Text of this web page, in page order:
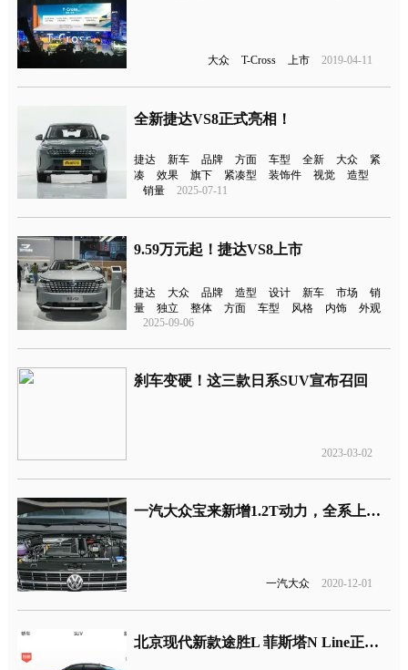
大众 T-Cross 上市 2019-04-11
全新捷达VS8正式亮相！
捷达 新车 品牌 方面 车型 全新 大众
紧
凑
效果 旗下 紧凑型 装饰件 视觉
造型
销量
2025-07-11
9.59万元起！捷达VS8上市
捷达 大众 品牌 造型 设计 新车 市场
销
量
独立 整体 方面 车型 风格 内饰
外观
2025-09-06
刹车变硬！这三款日系SUV宣布召回
2023-03-02
一汽大众宝来新增1.2T动力，全系上调1千元
一汽大众 2020-12-01
北京现代新款途胜L 菲斯塔N Line正式上市